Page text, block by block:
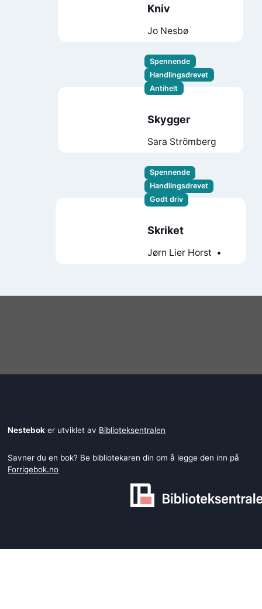
Kniv
Jo Nesbø
Spennende
Handlingsdrevet
Antihelt
Skygger
Sara Strömberg
Spennende
Handlingsdrevet
Godt driv
Skriket
Jørn Lier Horst
Nestebok er utviklet av Biblioteksentralen
Savner du en bok? Be bibliotekaren din om å legge den inn på
Forrigebok.no